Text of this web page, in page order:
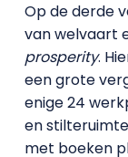
Op de derde
van welvaart
prosperity.
een grote
enige 24
en
met boeken